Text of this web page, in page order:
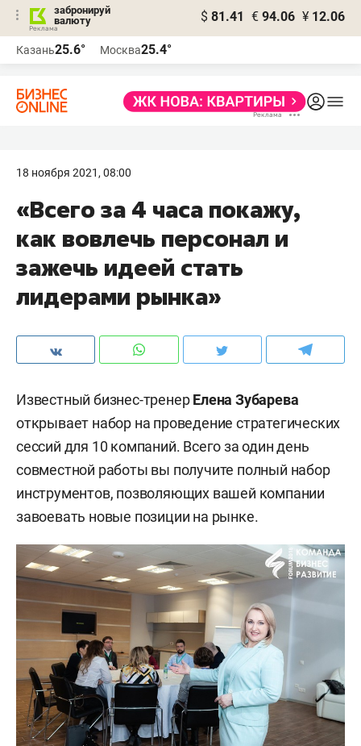
забронируй
валюту
$ 81.41 € 94.06 ¥ 12.06
Казань25.6° Москва25.4°
18 ноября 2021, 08:00
«Всего за 4 часа покажу,
как вовлечь персонал и
зажечь идеей стать
лидерами рынка»
Известный бизнес-тренерЕлена Зубарева
открывает набор на проведение стратегических
сессий для 10 компаний. Всего за один день
совместной работы вы получите полный набор
инструментов, позволяющих вашей компании
завоевать новые позиции на рынке.